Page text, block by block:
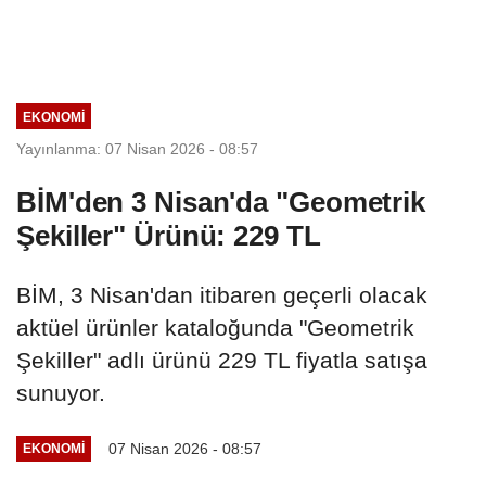
EKONOMI
Yayınlanma: 07 Nisan 2026 - 08:57
BİM'den 3 Nisan'da "Geometrik
Şekiller" Ürünü: 229 TL
BİM, 3 Nisan'dan itibaren geçerli olacak
aktüel ürünler kataloğunda "Geometrik
Şekiller" adlı ürünü 229 TL fiyatla satışa
sunuyor.
EKONOMI 07 Nisan 2026 - 08:57